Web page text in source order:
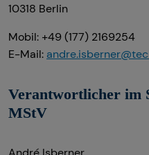
10318 Berlin
Mobil: +49 (177) 2169254
E-Mail:
Verantwortlicher im
MStV